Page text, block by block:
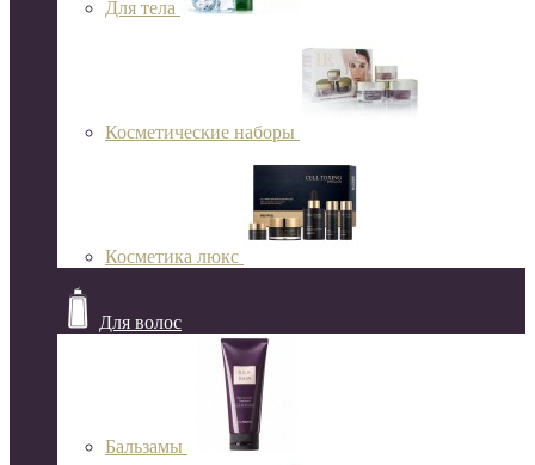
Для тела
Косметические наборы
Косметика люкс
Для волос
Бальзамы